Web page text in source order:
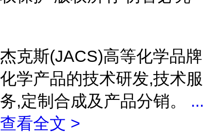
杰克斯(JACS)高等化学品牌
化学产品的技术研发,技术服
务,定制合成及产品分销。 ...
查看全文 >